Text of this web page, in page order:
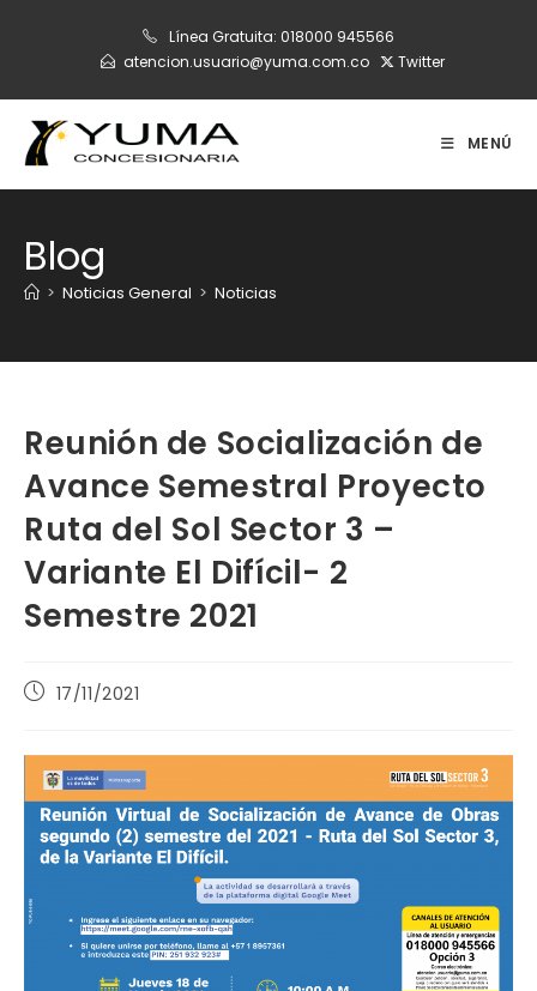
Línea Gratuita: 018000 945566
atencion.usuario@yuma.com.co
Twitter
MENÚ
Blog
> Noticias General > Noticias
Reunión de Socialización de
Avance Semestral Proyecto
Ruta del Sol Sector 3 –
Variante El Difícil- 2
Semestre 2021
Publicación
entrada:
17/11/2021